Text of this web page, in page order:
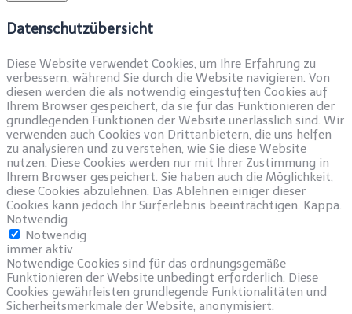
Datenschutzübersicht
Diese Website verwendet Cookies, um Ihre Erfahrung zu
verbessern, während Sie durch die Website navigieren. Von
diesen werden die als notwendig eingestuften Cookies auf
Ihrem Browser gespeichert, da sie für das Funktionieren der
grundlegenden Funktionen der Website unerlässlich sind. Wir
verwenden auch Cookies von Drittanbietern, die uns helfen
zu analysieren und zu verstehen, wie Sie diese Website
nutzen. Diese Cookies werden nur mit Ihrer Zustimmung in
Ihrem Browser gespeichert. Sie haben auch die Möglichkeit,
diese Cookies abzulehnen. Das Ablehnen einiger dieser
Cookies kann jedoch Ihr Surferlebnis beeinträchtigen. Kappa.
Notwendig
Notwendig
immer aktiv
Notwendige Cookies sind für das ordnungsgemäße
Funktionieren der Website unbedingt erforderlich. Diese
Cookies gewährleisten grundlegende Funktionalitäten und
Sicherheitsmerkmale der Website, anonymisiert.